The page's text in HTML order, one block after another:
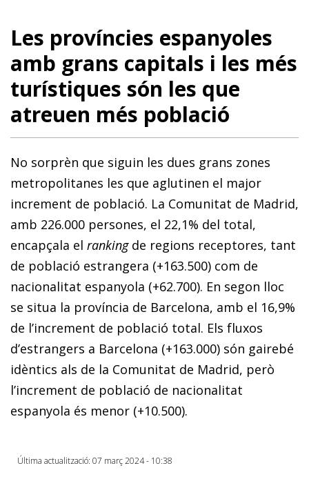
Les províncies espanyoles
amb grans capitals i les més
turístiques són les que
atreuen més població
No sorprèn que siguin les dues grans zones
metropolitanes les que aglutinen el major
increment de població. La Comunitat de Madrid,
amb 226.000 persones, el 22,1% del total,
encapçala el rankingde regions receptores, tant
de població estrangera (+163.500) com de
nacionalitat espanyola (+62.700). En segon lloc
se situa la província de Barcelona, amb el 16,9%
de l’increment de població total. Els fluxos
d’estrangers a Barcelona (+163.000) són gairebé
idèntics als de la Comunitat de Madrid, però
l’increment de població de nacionalitat
espanyola és menor (+10.500).
Última actualització: 07 març 2024 - 10:38